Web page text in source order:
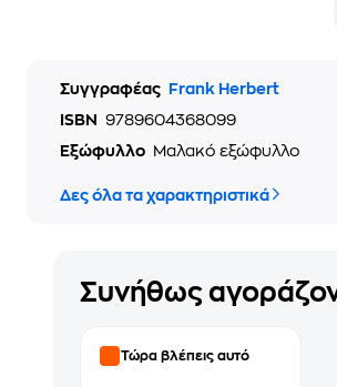
Συγγραφέας Frank Herbert
ISBN
9789604368099
Εξώφυλλο
Μαλακό εξώφυλλο
Δες όλα τα χαρακτηριστικά
Συνήθως
Τώρα βλέπεις αυτό